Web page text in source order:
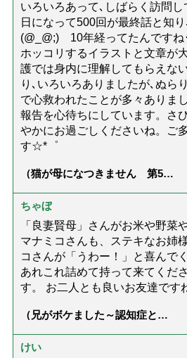
いろいろあって､しばらく訪問
日になって500回が最終話と知
(@_@;) 10年経ってたんです
ホッコリするイラストと文章
護では身内に理解してもらえな
り､いろいろありましたが､ぬら
で心救われたことが多々ありま
報告を心待ちにしています。さ
やかにお過ごしくださいね。ご
す☆*゜
（猫が母になつきません 第500
ちゃぼ
「良妻賢母」さんがお米や野菜
マナミコさんも、ステキなお姉
コさんが「うわー！」と喜んで
あれこれ詰めて持って来てくだ
す。 お二人とも良いお友達です
（兄がボケました～認知症と介
達』が届きました」）
けい